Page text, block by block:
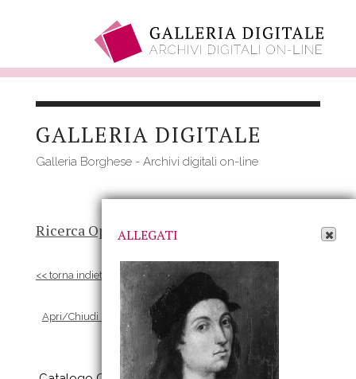
contenutoGALLERIA DIGITALE
Galleria Borghese - Archivi digitali on-line
Ricerca Opere-Risultato
<< torna indietro
Apri/Chiudi scheda Allegati
ALLEGATI